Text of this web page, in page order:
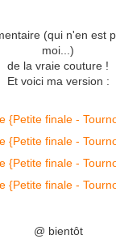
(qui n'en est
moi...)
de la vraie couture !
Et voici ma version :
@ bientôt